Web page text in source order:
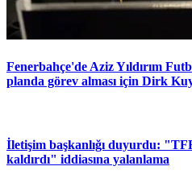
Fenerbahçe'de Aziz Yıldırım
planda görev alması için Dirk
İletişim başkanlığı duyurdu:
kaldırdı" iddiasına yalanlama